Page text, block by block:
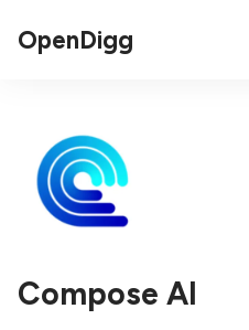
OpenDigg
Compose AI